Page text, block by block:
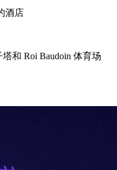
酒店
和 Roi Baudoin 体育场